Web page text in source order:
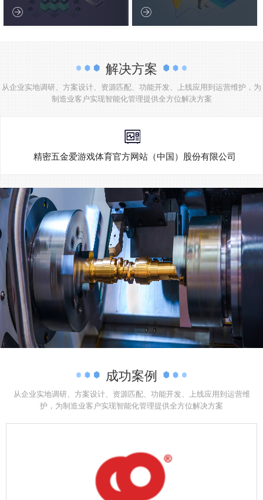
工、入库标签打印、扫码出
货、扫码追溯生产用料、条码

为核心的一体化管理软件，以
制造…

解决方案
从企业实地调研、方案设计、资源匹配、功能开发、上线应用到运营维护，为
制造业客户实现智能化管理提供全方位解决方案
精密五金爱游戏体育官方网站（中国）股份有限公司
成功案例
从企业实地调研、方案设计、资源匹配、功能开发、上线应用到运营维
护，为制造业客户实现智能化管理提供全方位解决方案